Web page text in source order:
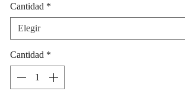
Cantidad *
Elegir
Cantidad *